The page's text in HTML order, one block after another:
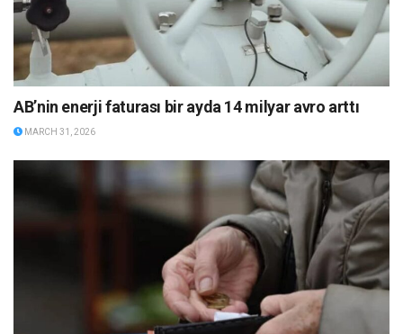
AB’nin enerji faturası bir ayda 14 milyar avro arttı
MARCH 31, 2026